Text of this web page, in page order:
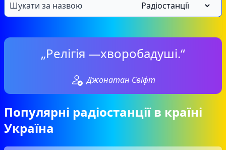
„Релігія —хворобадуші.“
Джонатан Свіфт
Популярні радіостанції в країні
Україна